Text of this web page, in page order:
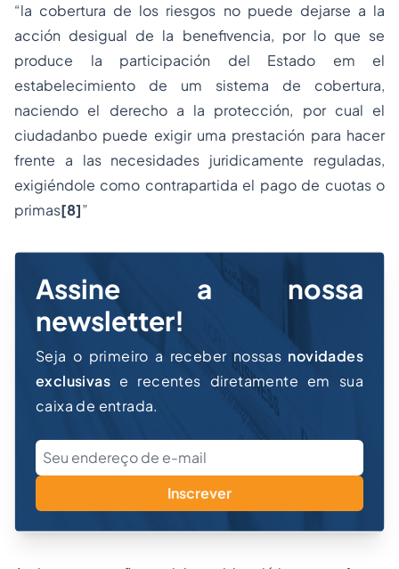
“la cobertura de los riesgos no puede dejarse a la
acción desigual de la benefivencia, por lo que se
produce la participación del Estado em el
estabelecimiento de um sistema de cobertura,
naciendo el derecho a la protección, por cual el
ciudadanbo puede exigir uma prestación para hacer
frente a las necesidades juridicamente reguladas,
exigiéndole como contrapartida el pago de cuotas o
primas[8]”
Assine a nossa
newsletter!
Seja o primeiro a receber nossas novidades
exclusivas e recentes diretamente em sua
caixa de entrada.
Inscrever